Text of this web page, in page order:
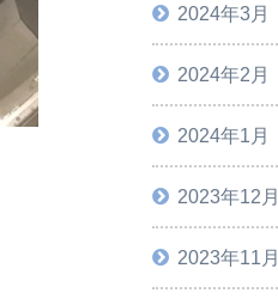
2024年3月
2024年2月
2024年1月
2023年12月
2023年11月